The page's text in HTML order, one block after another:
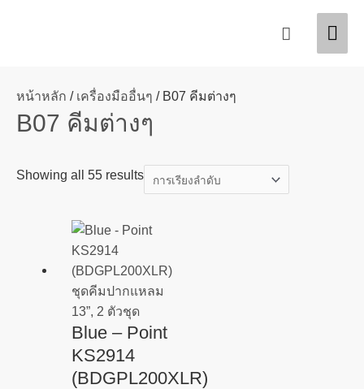
Search
หน้าหลัก / เครื่องมืออื่นๆ / B07 คีมต่างๆ
B07 คีมต่างๆ
Showing all 55 results
Blue – Point
KS2914
(BDGPL200XLR)